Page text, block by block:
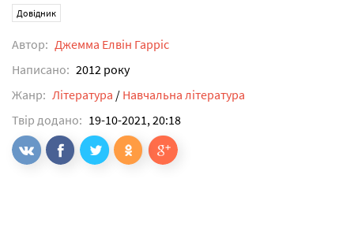
Довідник
Автор: Джемма Елвін Гарріс
Написано: 2012 року
Жанр: Література / Навчальна література
Твір додано: 19-10-2021, 20:18